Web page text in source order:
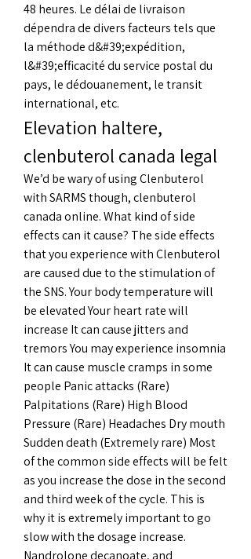
48 heures. Le délai de livraison
dépendra de divers facteurs tels que
la méthode d&#39;expédition,
l&#39;efficacité du service postal du
pays, le dédouanement, le transit
international, etc.
Elevation haltere,
clenbuterol canada legal
We’d be wary of using Clenbuterol
with SARMS though, clenbuterol
canada online. What kind of side
effects can it cause? The side effects
that you experience with Clenbuterol
are caused due to the stimulation of
the SNS. Your body temperature will
be elevated Your heart rate will
increase It can cause jitters and
tremors You may experience insomnia
It can cause muscle cramps in some
people Panic attacks (Rare)
Palpitations (Rare) High Blood
Pressure (Rare) Headaches Dry mouth
Sudden death (Extremely rare) Most
of the common side effects will be felt
as you increase the dose in the second
and third week of the cycle. This is
why it is extremely important to go
slow with the dosage increase.
Nandrolone decanoate, and